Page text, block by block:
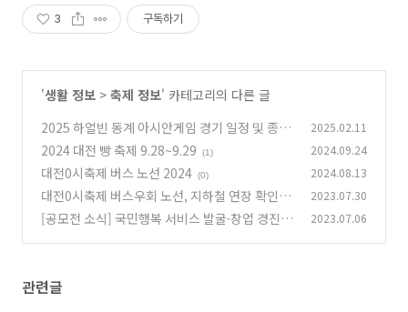
3 구독하기
'생활 정보 > 축제 정보' 카테고리의 다른 글
2025 하얼빈 동계 아시안게임 경기 일정 및 종목
안내
(0)
2025.02.11
2024 대전 빵 축제 9.28~9.29 (1) 2024.09.24
대전0시축제 버스 노선 2024 (0) 2024.08.13
대전0시축제 버스우회 노선, 지하철 연장 확인하
기
(0)
2023.07.30
[공모전 소식] 국민행복 서비스 발굴·창업 경진
2023.07.06
관련글